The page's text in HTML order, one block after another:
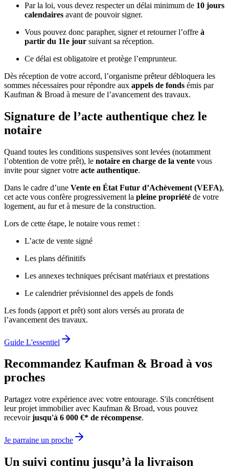
Par la loi, vous devez respecter un délai minimum de 10 jours
calendaires avant de pouvoir signer.
Vous pouvez donc parapher, signer et retourner l’offre à
partir du 11e jour suivant sa réception.
Ce délai est obligatoire et protège l’emprunteur.
Dès réception de votre accord, l’organisme prêteur débloquera les
sommes nécessaires pour répondre aux appels de fonds émis par
Kaufman & Broad à mesure de l’avancement des travaux.
Signature de l’acte authentique chez le
notaire
Quand toutes les conditions suspensives sont levées (notamment
l’obtention de votre prêt), le notaire en charge de la vente vous
invite pour signer votre acte authentique.
Dans le cadre d’une Vente en État Futur d’Achèvement (VEFA),
cet acte vous confère progressivement la pleine propriété de votre
logement, au fur et à mesure de la construction.
Lors de cette étape, le notaire vous remet :
L’acte de vente signé
Les plans définitifs
Les annexes techniques précisant matériaux et prestations
Le calendrier prévisionnel des appels de fonds
Les fonds (apport et prêt) sont alors versés au prorata de
l’avancement des travaux.
Guide L'essentiel
Recommandez Kaufman & Broad à vos
proches
Partagez votre expérience avec votre entourage. S'ils concrétisent
leur projet immobilier avec Kaufman & Broad, vous pouvez
recevoirjusqu'à 6 000 €* de récompense.
Je parraine un proche
Un suivi continu jusqu’à la livraison